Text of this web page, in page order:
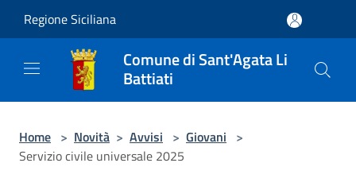
Regione Siciliana
Comune di Sant'Agata Li
Battiati
Home > Novità > Avvisi > Giovani >
Servizio civile universale 2025